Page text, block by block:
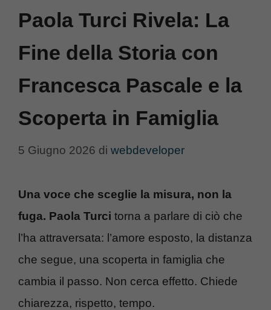
Paola Turci Rivela: La
Fine della Storia con
Francesca Pascale e la
Scoperta in Famiglia
5 Giugno 2026 di webdeveloper
Una voce che sceglie la misura, non la
fuga. Paola Turci torna a parlare di ciò che
l’ha attraversata: l’amore esposto, la distanza
che segue, una scoperta in famiglia che
cambia il passo. Non cerca effetto. Chiede
chiarezza, rispetto, tempo.